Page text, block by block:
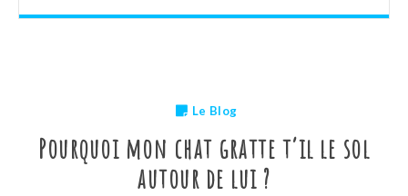
Le Blog
Pourquoi mon chat gratte t’il le sol
autour de lui ?